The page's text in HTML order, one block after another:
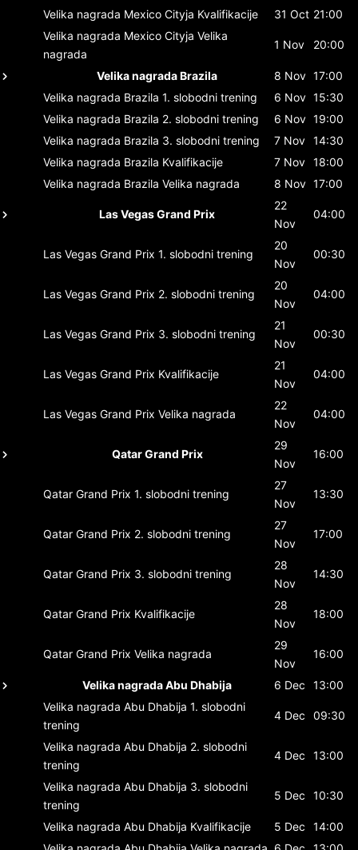
Velika nagrada Mexico Cityja Kvalifikacije 31 Oct 21:00
Velika nagrada Mexico Cityja Velika
nagrada
1 Nov 20:00
Velika nagrada Brazila 8 Nov 17:00
Velika nagrada Brazila 1. slobodni trening 6 Nov 15:30
Velika nagrada Brazila 2. slobodni trening 6 Nov 19:00
Velika nagrada Brazila 3. slobodni trening 7 Nov 14:30
Velika nagrada Brazila Kvalifikacije 7 Nov 18:00
Velika nagrada Brazila Velika nagrada 8 Nov 17:00
Las Vegas Grand Prix
22
Nov
04:00
Las Vegas Grand Prix 1. slobodni trening
20
Nov
00:30
Las Vegas Grand Prix 2. slobodni trening
20
Nov
04:00
Las Vegas Grand Prix 3. slobodni trening
21
Nov
00:30
Las Vegas Grand Prix Kvalifikacije
21
Nov
04:00
Las Vegas Grand Prix Velika nagrada
22
Nov
04:00
Qatar Grand Prix
29
Nov
16:00
Qatar Grand Prix 1. slobodni trening
27
Nov
13:30
Qatar Grand Prix 2. slobodni trening
27
Nov
17:00
Qatar Grand Prix 3. slobodni trening
28
Nov
14:30
Qatar Grand Prix Kvalifikacije
28
Nov
18:00
Qatar Grand Prix Velika nagrada
29
Nov
16:00
Velika nagrada Abu Dhabija 6 Dec
13:00
Velika nagrada Abu Dhabija 1. slobodni
trening
4 Dec 09:30
Velika nagrada Abu Dhabija 2. slobodni
trening
4 Dec 13:00
Velika nagrada Abu Dhabija 3. slobodni
trening
5 Dec 10:30
Velika nagrada Abu Dhabija Kvalifikacije 5 Dec
14:00